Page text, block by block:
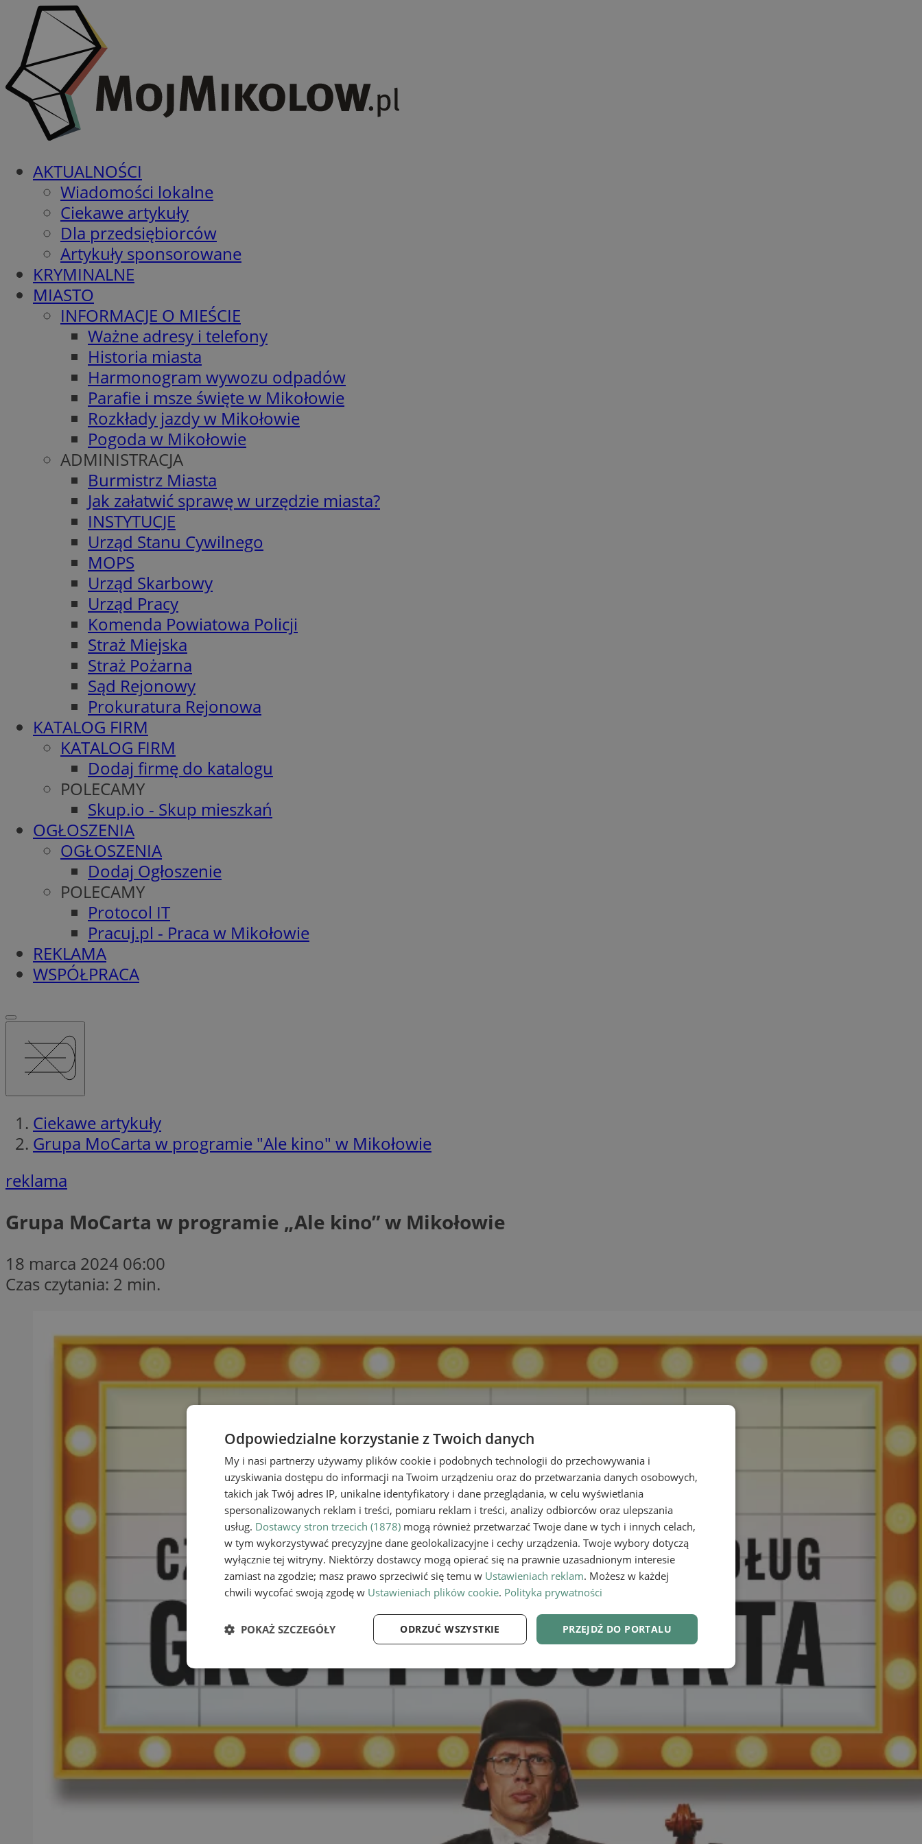
AKTUALNOŚCI
Wiadomości lokalne
Ciekawe artykuły
Dla przedsiębiorców
Artykuły sponsorowane
KRYMINALNE
MIASTO
INFORMACJE O MIEŚCIE
Ważne adresy i telefony
Historia miasta
Harmonogram wywozu odpadów
Parafie i msze święte w Mikołowie
Rozkłady jazdy w Mikołowie
Pogoda w Mikołowie
ADMINISTRACJA
Burmistrz Miasta
Jak załatwić sprawę w urzędzie miasta?
INSTYTUCJE
Urząd Stanu Cywilnego
MOPS
Urząd Skarbowy
Urząd Pracy
Komenda Powiatowa Policji
Straż Miejska
Straż Pożarna
Sąd Rejonowy
Prokuratura Rejonowa
KATALOG FIRM
KATALOG FIRM
Dodaj firmę do katalogu
POLECAMY
Skup.io - Skup mieszkań
OGŁOSZENIA
OGŁOSZENIA
Dodaj Ogłoszenie
POLECAMY
Protocol IT
Pracuj.pl - Praca w Mikołowie
REKLAMA
WSPÓŁPRACA
Ciekawe artykuły
Grupa MoCarta w programie "Ale kino" w Mikołowie
reklama
Grupa MoCarta w programie „Ale kino” w Mikołowie
18 marca 2024 06:00
Czas czytania: 2 min.
Odpowiedzialne korzystanie z Twoich danych
My i nasi partnerzy używamy plików cookie i podobnych technologii do przechowywania i
uzyskiwania dostępu do informacji na Twoim urządzeniu oraz do przetwarzania danych osobowych,
takich jak Twój adres IP, unikalne identyfikatory i dane przeglądania, w celu wyświetlania
spersonalizowanych reklam i treści, pomiaru reklam i treści, analizy odbiorców oraz ulepszania
usług. Dostawcy stron trzecich (1878) mogą również przetwarzać Twoje dane w tych i innych celach,
w tym wykorzystywać precyzyjne dane geolokalizacyjne i cechy urządzenia. Twoje wybory dotyczą
wyłącznie tej witryny. Niektórzy dostawcy mogą opierać się na prawnie uzasadnionym interesie
zamiast na zgodzie; masz prawo sprzeciwić się temu w Ustawieniach reklam. Możesz w każdej
chwili wycofać swoją zgodę w Ustawieniach plików cookie. Polityka prywatności
PRZEJDŹ DO PORTALU
ODRZUĆ WSZYSTKIE
POKAŻ SZCZEGÓŁY
Niezbędne Wydajność Targetowanie Funkcjonalność
Niezbędne Wydajność Targetowanie Funkcjonalność
Niezbędne pliki cookie umożliwiają korzystanie z podstawowych funkcji strony internetowej, takich jak logowanie użytkownika i
zarządzanie kontem. Bez niezbędnych plików cookie nie można prawidłowo korzystać ze strony internetowej.
przechowywania
Opis